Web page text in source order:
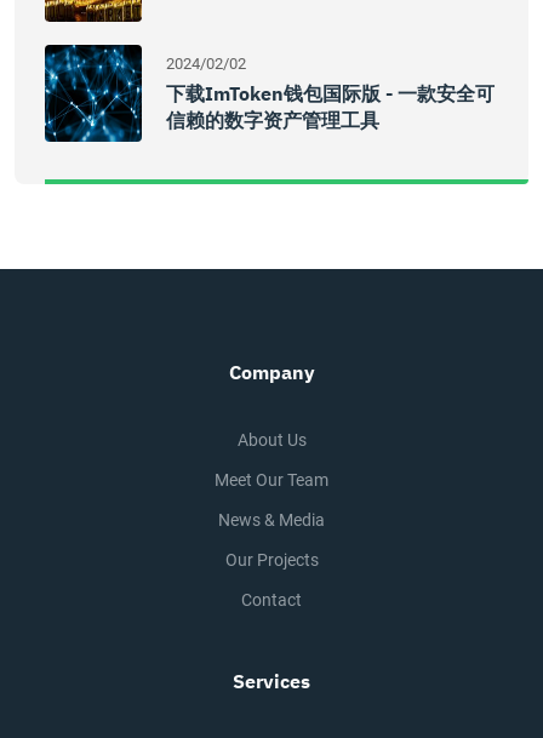
2024/02/02
下载imToken钱包国际版 - 一款安全可
信赖的数字资产管理工具
Company
About Us
Meet Our Team
News & Media
Our Projects
Contact
Services